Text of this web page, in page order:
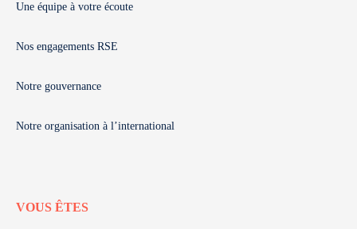
Une équipe à votre écoute
Nos engagements RSE
Notre gouvernance
Notre organisation à l’international
VOUS ÊTES